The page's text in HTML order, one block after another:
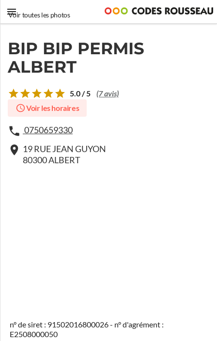
Voir toutes les photos
BIP BIP PERMIS
ALBERT
5.0 / 5 (7 avis)
Voir les horaires
0750659330
19 RUE JEAN GUYON
80300 ALBERT
n° de siret : 91502016800026 - n° d'agrément :
E2508000050